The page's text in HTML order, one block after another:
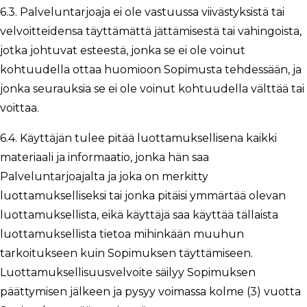
6.3. Palveluntarjoaja ei ole vastuussa viivästyksistä tai
velvoitteidensa täyttämättä jättämisestä tai vahingoista,
jotka johtuvat esteestä, jonka se ei ole voinut
kohtuudella ottaa huomioon Sopimusta tehdessään, ja
jonka seurauksia se ei ole voinut kohtuudella välttää tai
voittaa.
6.4. Käyttäjän tulee pitää luottamuksellisena kaikki
materiaali ja informaatio, jonka hän saa
Palveluntarjoajalta ja joka on merkitty
luottamukselliseksi tai jonka pitäisi ymmärtää olevan
luottamuksellista, eikä käyttäjä saa käyttää tällaista
luottamuksellista tietoa mihinkään muuhun
tarkoitukseen kuin Sopimuksen täyttämiseen.
Luottamuksellisuusvelvoite säilyy Sopimuksen
päättymisen jälkeen ja pysyy voimassa kolme (3) vuotta